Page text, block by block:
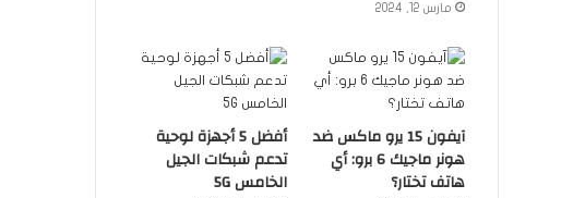
مارس 12, 2024
آيفون 15 يرو ماكس ضد
هونر ماجيك 6 برو: أي
هاتف تختار؟
أفضل 5 أجهزة لوحية
تدعم شبكات الجيل
الخامس 5G